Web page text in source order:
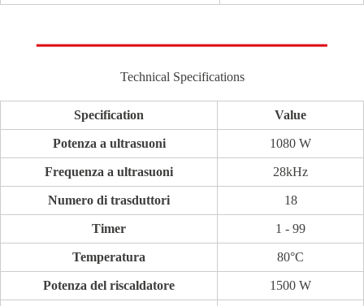
Technical Specifications
Specification Value
Potenza a ultrasuoni 1080 W
Frequenza a ultrasuoni 28kHz
Numero di trasduttori 18
Timer 1 - 99
Temperatura 80°C
Potenza del riscaldatore 1500 W